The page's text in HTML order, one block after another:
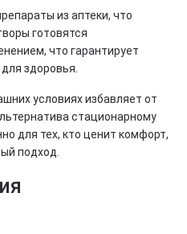
из аптеки, что
готовятся
что гарантирует
здоровья.
условиях избавляет от
стационарному
для тех, кто ценит комфорт,
подход.